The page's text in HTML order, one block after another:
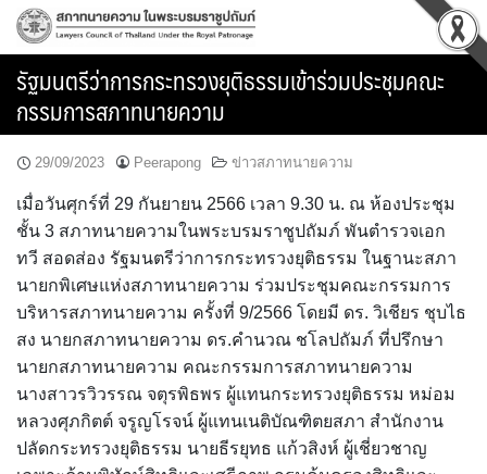
Skip
content
รัฐมนตรีว่าการกระทรวงยุติธรรมเข้าร่วมประชุมคณะ
กรรมการสภาทนายความ
29/09/2023 Peerapong ข่าวสภาทนายความ
เมื่อวันศุกร์ที่ 29 กันยายน 2566 เวลา 9.30 น. ณ ห้องประชุม
ชั้น 3 สภาทนายความในพระบรมราชูปถัมภ์ พันตำรวจเอก
ทวี สอดส่อง รัฐมนตรีว่าการกระทรวงยุติธรรม ในฐานะสภา
นายกพิเศษแห่งสภาทนายความ ร่วมประชุมคณะกรรมการ
บริหารสภาทนายความ ครั้งที่ 9/2566 โดยมี ดร. วิเชียร ชุบไธ
สง นายกสภาทนายความ ดร.คำนวณ ชโลปถัมภ์ ที่ปรึกษา
นายกสภาทนายความ คณะกรรมการสภาทนายความ
นางสาวรวิวรรณ จตุรพิธพร ผู้แทนกระทรวงยุติธรรม หม่อม
หลวงศุภกิตต์ จรูญโรจน์ ผู้แทนเนติบัณฑิตยสภา สำนักงาน
ปลัดกระทรวงยุติธรรม นายธีรยุทธ แก้วสิงห์ ผู้เชี่ยวชาญ